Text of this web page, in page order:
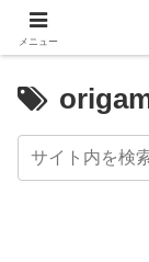
メニュー